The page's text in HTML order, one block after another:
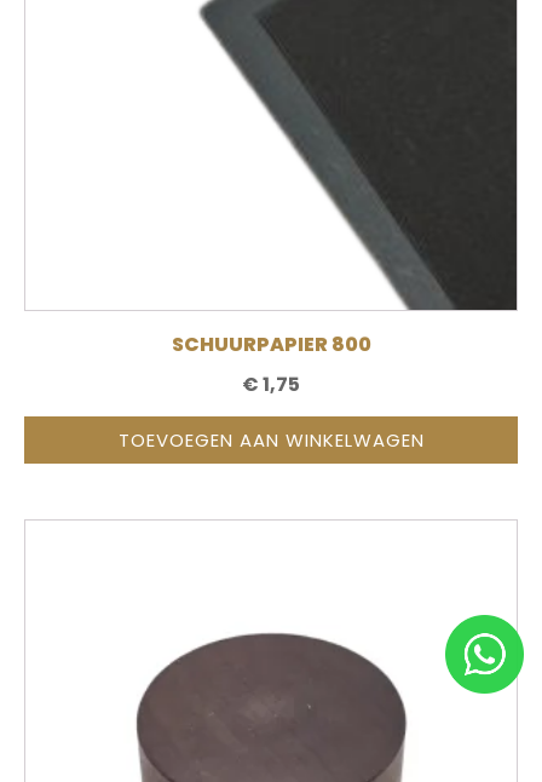
SCHUURPAPIER 800
€1,75
TOEVOEGEN AAN WINKELWAGEN